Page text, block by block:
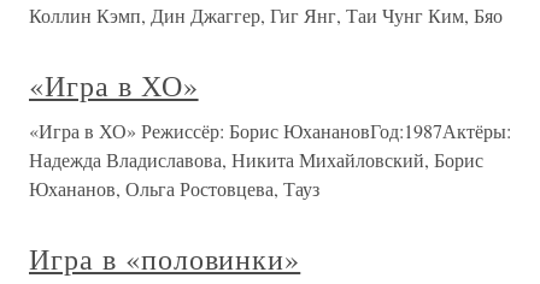
Коллин Кэмп, Дин Джаггер, Гиг Янг, Таи Чунг Ким, Бяо
«Игра в ХО»
«Игра в ХО» Режиссёр: Борис ЮханановГод:1987Актёры:
Надежда Владиславова, Никита Михайловский, Борис
Юхананов, Ольга Ростовцева, Тауз
Игра в «половинки»